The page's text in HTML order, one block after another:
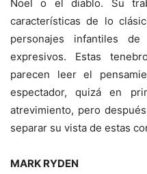
Noel o el diablo. Su
características de lo
personajes infantiles
expresivos. Estas
parecen leer el
espectador, quizá en
atrevimiento, pero
separar su vista de estas
MARK RYDEN